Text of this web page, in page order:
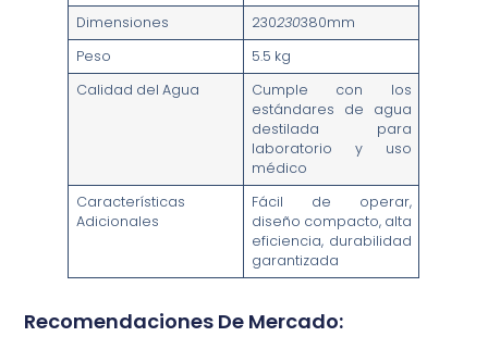
Dimensiones
230230380mm
Peso
5.5 kg
Calidad del Agua
Cumple con los
estándares de agua
destilada para
laboratorio y uso
médico
Características
Adicionales
Fácil de operar,
diseño compacto, alta
eficiencia, durabilidad
garantizada
Recomendaciones De Mercado: